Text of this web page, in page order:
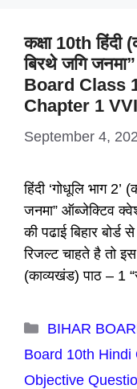
कक्षा 10th हिंदी
बिरथे जगि
Board Class
Chapter 1
September 4,
हिंदी ‘गोधूलि भाग
जनमा” ऑब्जेक्टिव
की पढाई बिहार बोर्ड
रिजल्ट चाहते है तो
(काव्यखंड) पाठ – 1
Categories
BIHAR
Board 10th Hindi
Objective